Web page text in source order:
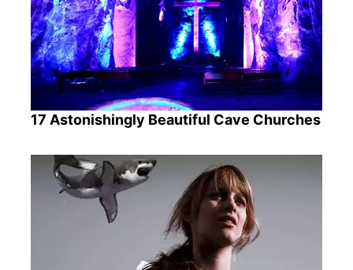
17 Astonishingly Beautiful Cave Churches